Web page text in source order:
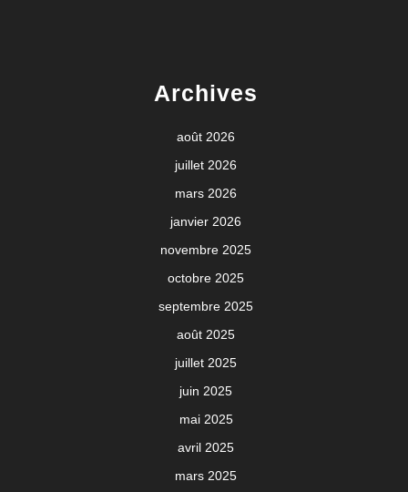
Archives
août 2026
juillet 2026
mars 2026
janvier 2026
novembre 2025
octobre 2025
septembre 2025
août 2025
juillet 2025
juin 2025
mai 2025
avril 2025
mars 2025